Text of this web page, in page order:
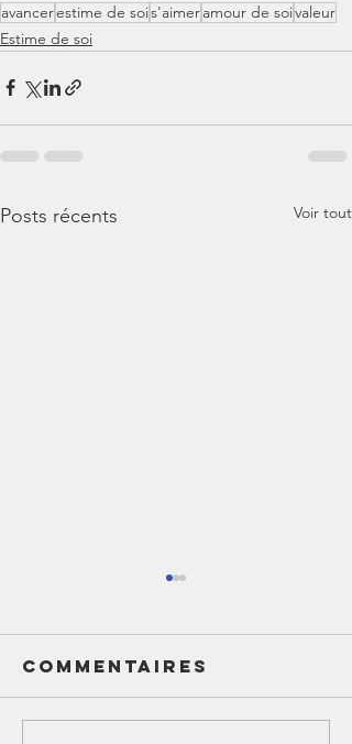
avancerestime de sois'aimeramour de soivaleur
Estime de soi
Posts récents Voir tout
Commentaires